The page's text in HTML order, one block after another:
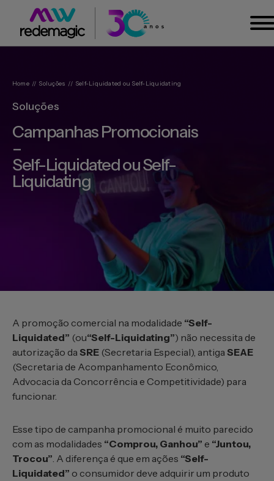
Home // Soluções // Self-Liquidated ou Self-Liquidating
Soluções
Campanhas Promocionais
–
Self-Liquidated ou Self-
Liquidating
A promoção comercial na modalidade “Self-
Liquidated” (ou“Self-Liquidating”) não necessita de
autorização da SRE (Secretaria Especial), antiga SEAE
(Secretaria de Acompanhamento Econômico,
Advocacia da Concorrência e Competitividade) para
funcionar.
Esse tipo de campanha promocional é muito parecido
com as modalidades “Comprou, Ganhou” e “Juntou,
Trocou”. A diferença é que em ações “Self-
Liquidated” o consumidor deve adquirir um produto